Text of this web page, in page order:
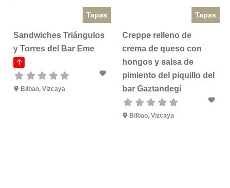
Tapas
Sandwiches Triángulos
y Torres del Bar Eme
Bilbao, Vizcaya
Tapas
Creppe relleno de
crema de queso con
hongos y salsa de
pimiento del piquillo del
bar Gaztandegi
Bilbao, Vizcaya